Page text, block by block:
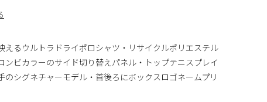
えるウルトラドライポロシャツ・リサイクルポリエステル
ンビカラーのサイド切り替えパネル・トップテニスプレイ
シグネチャーモデル・首後ろにボックスロゴネームプリ